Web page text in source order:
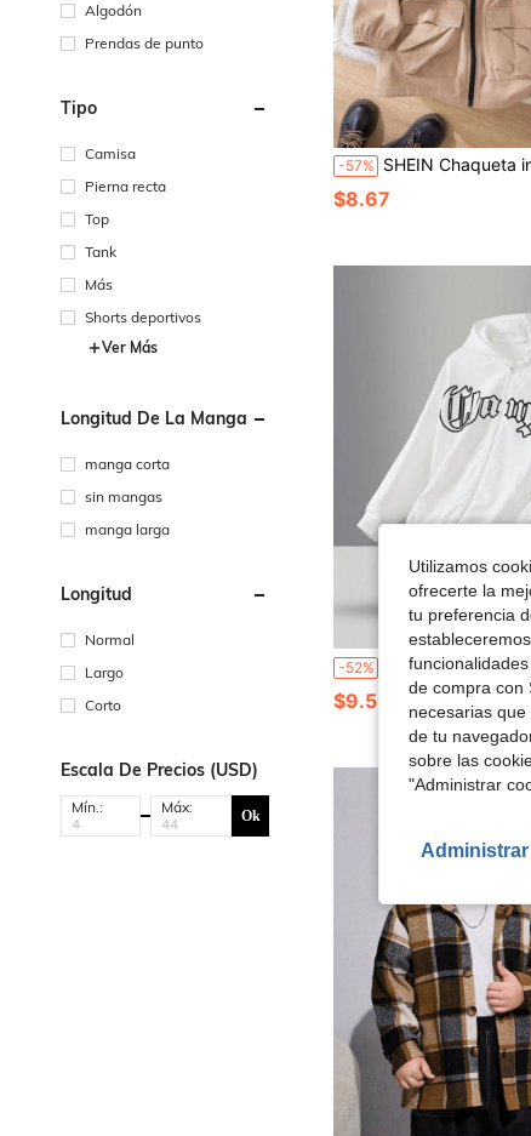
Algodón
Prendas de punto
Tipo
Camisa
Pierna recta
Top
Tank
Más
Shorts deportivos
Ver Más
Longitud De La Manga
manga corta
sin mangas
manga larga
Longitud
Normal
Largo
Corto
Escala De Precios (USD)
Mín.: Máx: Ok
-57% SHEIN Chaqueta informal con capucha y cordón para niño preadolescente en tamaño
$8.67
-52% SHEIN Sudadera con capucha informal de vellón con patrón de letras y cierre de
$9.50
Utilizamos
ofrecerte la
tu preferencia
de compra con
necesarias
de tu
sobre las
"Administrar